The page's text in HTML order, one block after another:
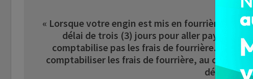
« Lorsque votre engin est mis en fourrière,
délai de trois (3) jours pour aller payer la
comptabilise pas les frais de fourrière. C’est
comptabiliser les frais de fourrière, au cas où